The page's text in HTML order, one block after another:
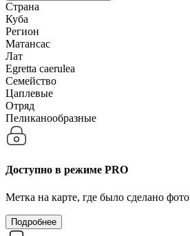
Страна
Куба
Регион
Матансас
Лат
Egretta caerulea
Семейство
Цаплевые
Отряд
Пеликанообразные
Доступно в режиме PRO
Метка на карте, где было сделано фото
Подробнее